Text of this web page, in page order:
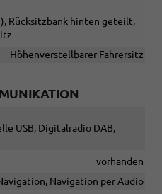
Rücksitzbank hinten geteilt,
Höhenverstellbarer Fahrersitz
USB, Digitalradio DAB,
vorhanden
Navigation per Audio